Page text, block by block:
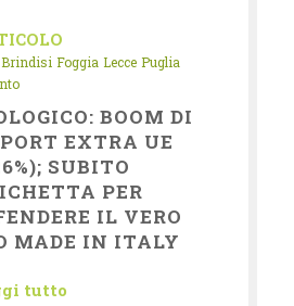
Brindisi Foggia Lecce Puglia
BOOM DI
EXTRA UE
SUBITO
PER
IL VERO
MADE IN ITALY
tutto